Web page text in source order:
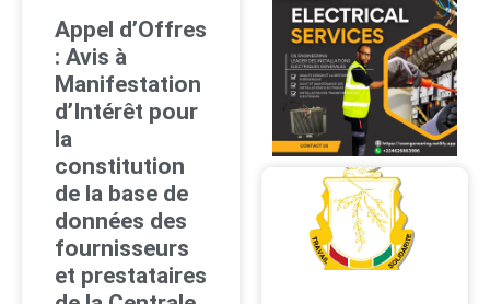
Appel d’Offres
: Avis à
Manifestation
d’Intérêt pour
la
constitution
de la base de
données des
fournisseurs
et prestataires